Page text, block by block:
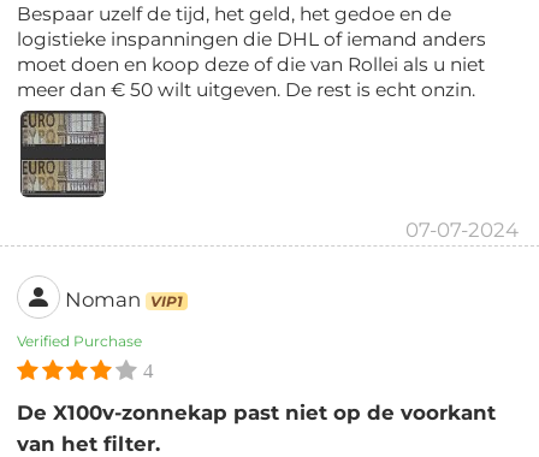
Bespaar uzelf de tijd, het geld, het gedoe en de
logistieke inspanningen die DHL of iemand anders
moet doen en koop deze of die van Rollei als u niet
meer dan € 50 wilt uitgeven. De rest is echt onzin.
07-07-2024
Noman VIP1
Verified Purchase
4
De X100v-zonnekap past niet op de voorkant
van het filter.